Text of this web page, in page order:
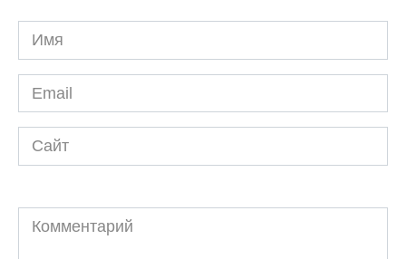
Имя
*
Email
*
Сайт
Комментарий